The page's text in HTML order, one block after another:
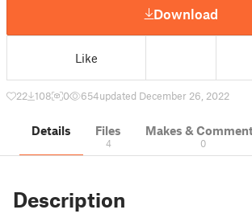
Download
Like
22 108 0 654updated December 26, 2022
Details Files
4
Makes &
0
Description